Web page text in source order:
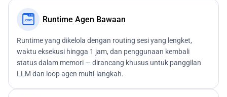
Runtime Agen Bawaan
Runtime yang dikelola dengan routing sesi yang lengket,
waktu eksekusi hingga 1 jam, dan penggunaan kembali
status dalam memori — dirancang khusus untuk panggilan
LLM dan loop agen multi-langkah.